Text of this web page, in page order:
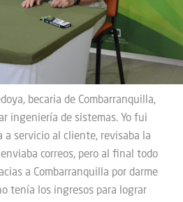
becaria de Combarranquilla,
ingeniería de sistemas. Yo fui
a servicio al cliente, revisaba la
correos, pero al final todo
a Combarranquilla por darme
tenía los ingresos para lograr